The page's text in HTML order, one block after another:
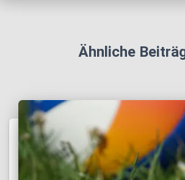
Ähnliche